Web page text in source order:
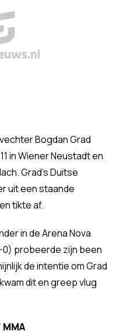
Bogdan Grad
in Wiener Neustadt en
Grad's Duitse
uit een staande
tikte af.
in de Arena Nova
0) probeerde zijn been
de intentie om Grad
dit en greep vlug